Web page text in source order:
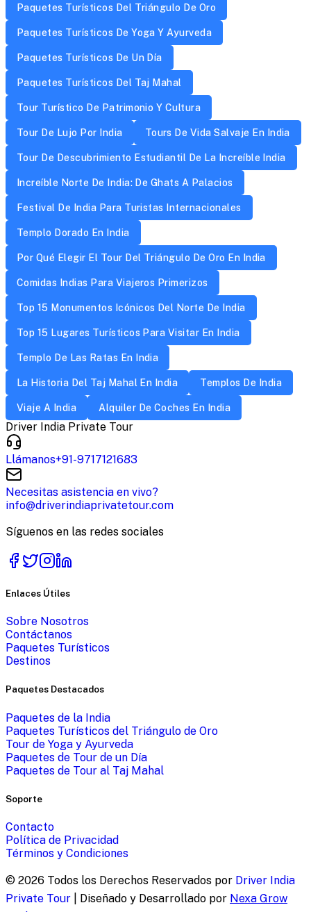
Paquetes Turísticos Del Triángulo De Oro
Paquetes Turísticos De Yoga Y Ayurveda
Paquetes Turísticos De Un Día
Paquetes Turísticos Del Taj Mahal
Tour Turístico De Patrimonio Y Cultura
Tour De Lujo Por India Tours De Vida Salvaje En India
Tour De Descubrimiento Estudiantil De La Increíble India
Increíble Norte De India: De Ghats A Palacios
Festival De India Para Turistas Internacionales
Templo Dorado En India
Por Qué Elegir El Tour Del Triángulo De Oro En India
Comidas Indias Para Viajeros Primerizos
Top 15 Monumentos Icónicos Del Norte De India
Top 15 Lugares Turísticos Para Visitar En India
Templo De Las Ratas En India
La Historia Del Taj Mahal En India Templos De India
Viaje A India Alquiler De Coches En India
Driver India Private Tour
Llámanos+91-9717121683
Necesitas asistencia en vivo?
info@driverindiaprivatetour.com
Síguenos en las redes sociales
Enlaces Útiles
Sobre Nosotros
Contáctanos
Paquetes Turísticos
Destinos
Paquetes Destacados
Paquetes de la India
Paquetes Turísticos del Triángulo de Oro
Tour de Yoga y Ayurveda
Paquetes de Tour de un Día
Paquetes de Tour al Taj Mahal
Soporte
Contacto
Política de Privacidad
Términos y Condiciones
© 2026 Todos los Derechos Reservados por Driver India
Private Tour | Diseñado y Desarrollado por Nexa Grow